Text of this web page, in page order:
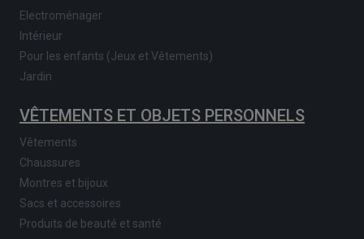
Electroménager
Intérieur
Pour les enfants (Jeux et Vêtements)
Jardin
VÊTEMENTS ET OBJETS PERSONNELS
Vêtements
Chaussures
Montres et bijoux
Sacs et accessoires
Produits de beauté et santé